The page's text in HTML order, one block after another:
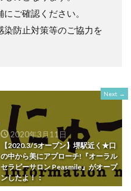
ご確認ください。
防止対策等のご協力を
Next
2020年3月11日
【2020.3/5オープン】堺駅近く★口
の中から美にアプローチ!『オーラル
セラピーサロン Peasmile』がオープ
ンしたよ！：